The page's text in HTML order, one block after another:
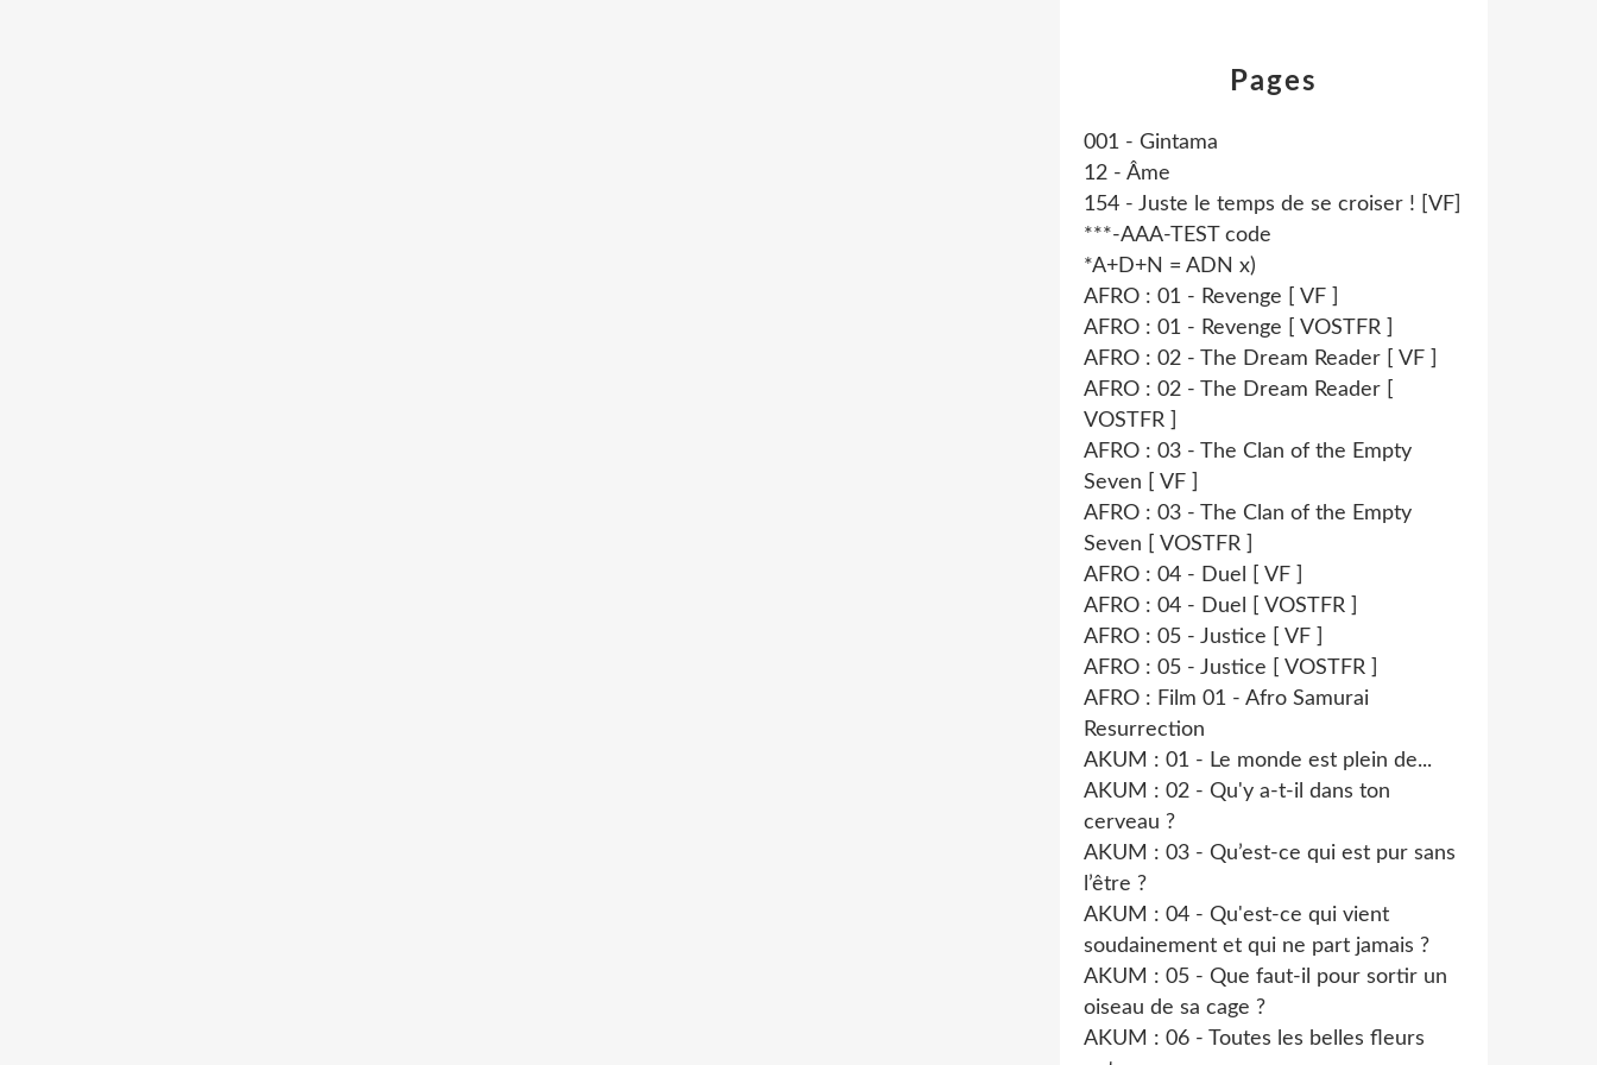
Pages
001 - Gintama
12 - Âme
154 - Juste le temps de se croiser ! [VF]
***-AAA-TEST code
*A+D+N = ADN x)
AFRO : 01 - Revenge [ VF ]
AFRO : 01 - Revenge [ VOSTFR ]
AFRO : 02 - The Dream Reader [ VF ]
AFRO : 02 - The Dream Reader [
VOSTFR ]
AFRO : 03 - The Clan of the Empty
Seven [ VF ]
AFRO : 03 - The Clan of the Empty
Seven [ VOSTFR ]
AFRO : 04 - Duel [ VF ]
AFRO : 04 - Duel [ VOSTFR ]
AFRO : 05 - Justice [ VF ]
AFRO : 05 - Justice [ VOSTFR ]
AFRO : Film 01 - Afro Samurai
Resurrection
AKUM : 01 - Le monde est plein de...
AKUM : 02 - Qu'y a-t-il dans ton
cerveau ?
AKUM : 03 - Qu’est-ce qui est pur sans
l’être ?
AKUM : 04 - Qu'est-ce qui vient
soudainement et qui ne part jamais ?
AKUM : 05 - Que faut-il pour sortir un
oiseau de sa cage ?
AKUM : 06 - Toutes les belles fleurs